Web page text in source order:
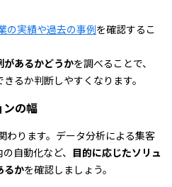
の実績や過去の事例を確認するこ
があるかどうかを調べることで、
るか判断しやすくなります。
ンの幅
わります。データ分析による集客
自動化など、 目的に応じたソリュ
るかを確認しましょう。